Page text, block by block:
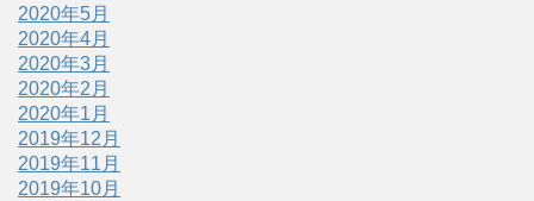
2020年5月
2020年4月
2020年3月
2020年2月
2020年1月
2019年12月
2019年11月
2019年10月